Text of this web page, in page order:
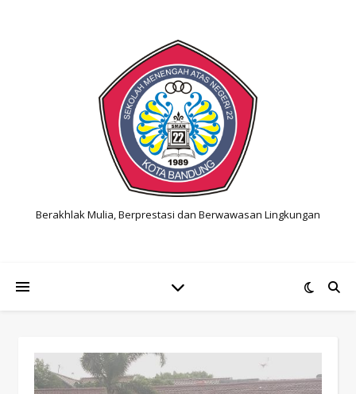
Berakhlak Mulia, Berprestasi dan Berwawasan Lingkungan